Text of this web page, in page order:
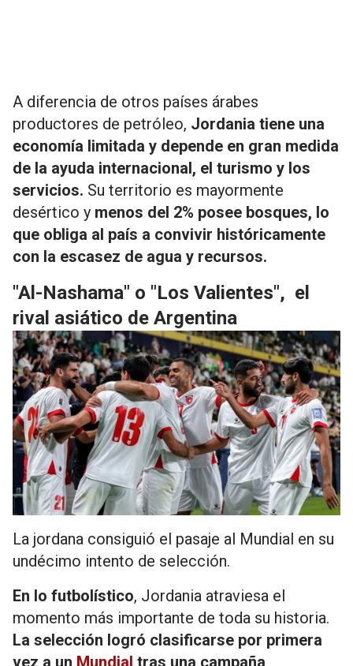
A diferencia de otros países árabes
productores de petróleo, Jordania tiene una
economía limitada y depende en gran medida
de la ayuda internacional, el turismo y los
servicios. Su territorio es mayormente
desértico y menos del 2% posee bosques, lo
que obliga al país a convivir históricamente
con la escasez de agua y recursos.
"Al-Nashama" o "Los Valientes", el
rival asiático de Argentina
La jordana consiguió el pasaje al Mundial en su
undécimo intento de selección.
En lo futbolístico, Jordania atraviesa el
momento más importante de toda su historia.
La selección logró clasificarse por primera
vez a un Mundial tras una campaña